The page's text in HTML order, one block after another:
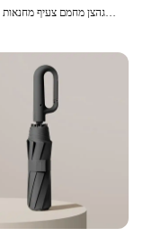
חורף סקי מסכת סקי חם גברים בנדנה פליז צוואר חום חם מגהצן מחמם צעיף מחנאות הליכה דיג balaclava דיג אופניים מסיכת פנים